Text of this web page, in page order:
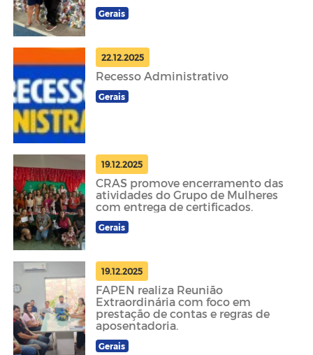
Gerais
22.12.2025
Recesso Administrativo
Gerais
19.12.2025
CRAS promove encerramento das
atividades do Grupo de Mulheres
com entrega de certificados.
Gerais
19.12.2025
FAPEN realiza Reunião
Extraordinária com foco em
prestação de contas e regras de
aposentadoria.
Gerais